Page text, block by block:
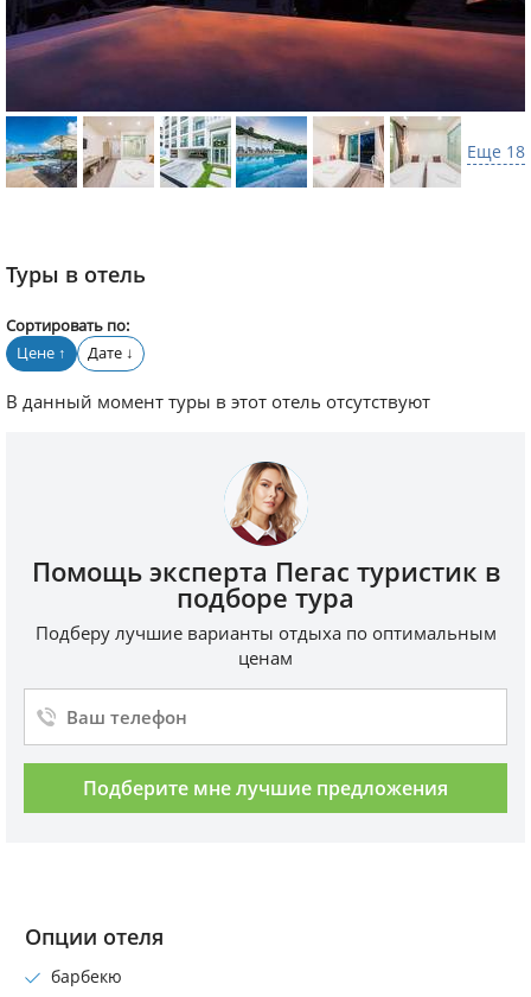
Еще 18
Туры в отель
Сортировать по:
Цене ↑ Дате ↓
В данный момент туры в этот отель отсутствуют
Помощь эксперта Пегас туристик в
подборе тура
Подберу лучшие варианты отдыха по оптимальным
ценам
Подберите мне лучшие предложения
Опции отеля
барбекю